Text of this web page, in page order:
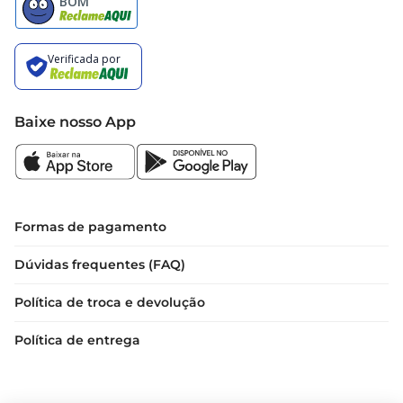
Baixe nosso App
Formas de pagamento
Dúvidas frequentes (FAQ)
Política de troca e devolução
Política de entrega